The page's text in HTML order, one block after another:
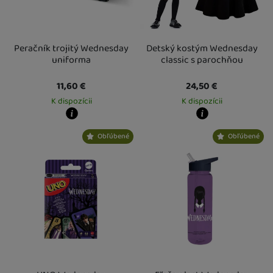
Peračník trojitý Wednesday
uniforma
11,60€
K dispozícii
Kdy zboží dostanete?
Osobný odber vo výdajnom mieste
Detský kostým Wednesday
classic s parochňou
24,50€
K dispozícii
Kdy zboží dostanete?
Osobný odber vo výdajnom mieste
20. 8.
Obľúbené Obľúbené